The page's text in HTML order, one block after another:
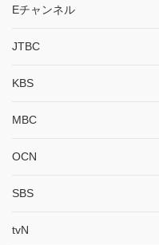
Eチャンネル
JTBC
KBS
MBC
OCN
SBS
tvN